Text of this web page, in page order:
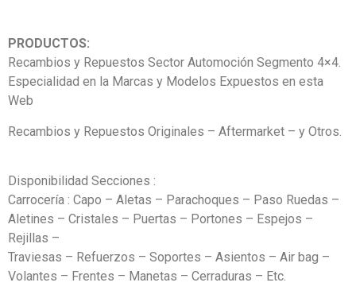
PRODUCTOS:
Recambios y Repuestos Sector Automoción Segmento 4×4.
Especialidad en la Marcas y Modelos Expuestos en esta
Web
Recambios y Repuestos Originales – Aftermarket – y Otros.
Disponibilidad Secciones :
Carrocería : Capo – Aletas – Parachoques – Paso Ruedas –
Aletines – Cristales – Puertas – Portones – Espejos –
Rejillas –
Traviesas – Refuerzos – Soportes – Asientos – Air bag –
Volantes – Frentes – Manetas – Cerraduras – Etc.